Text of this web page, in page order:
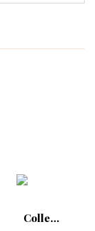
Collection